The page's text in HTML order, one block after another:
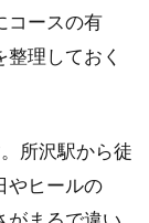
コースの有
理しておく
所沢駅から徒
やヒールの